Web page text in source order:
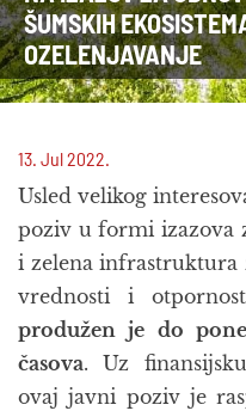
ŠUMSKIH
OZELENJAVANJE
13. Jul 2022.
Usled velikog
poziv u formi izazova
i zelena
vrednosti i
produžen je do
časova. Uz
ovaj javni poziv je